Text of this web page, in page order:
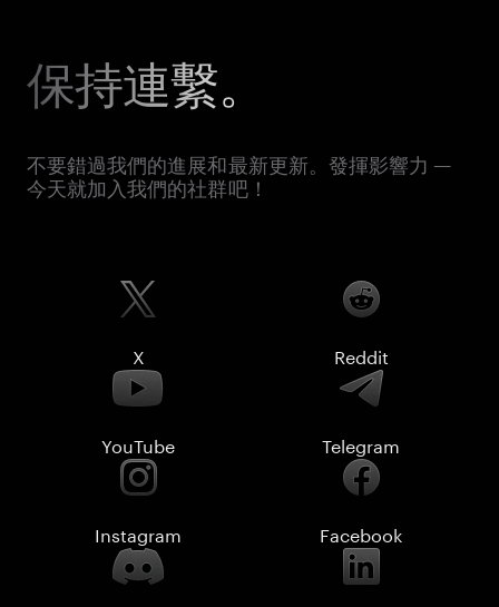
保持連繫。
不要錯過我們的進展和最新更新。發揮影響力 —
今天就加入我們的社群吧！
X Reddit
YouTube Telegram
Instagram Facebook